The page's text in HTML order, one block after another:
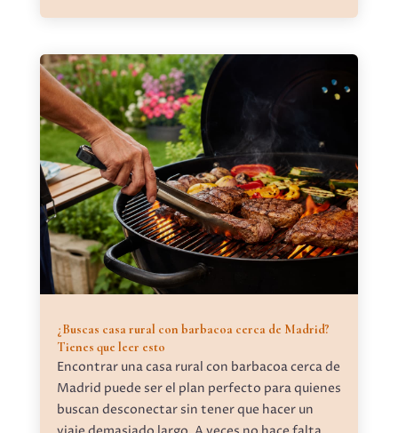
¿Buscas casa rural con barbacoa cerca de Madrid?
Tienes que leer esto
Encontrar una casa rural con barbacoa cerca de
Madrid puede ser el plan perfecto para quienes
buscan desconectar sin tener que hacer un